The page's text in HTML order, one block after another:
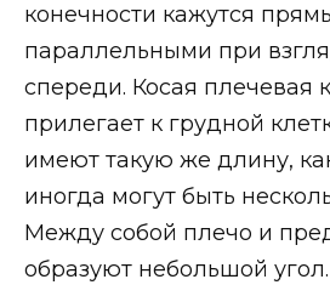
конечности кажутся
параллельными при
спереди. Косая плечевая
прилегает к грудной
имеют такую же длину,
иногда могут быть
Между собой плечо и
образуют небольшой угол.